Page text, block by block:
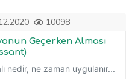
10098
Geçerken Alması
nedir, ne zaman uygulanır...